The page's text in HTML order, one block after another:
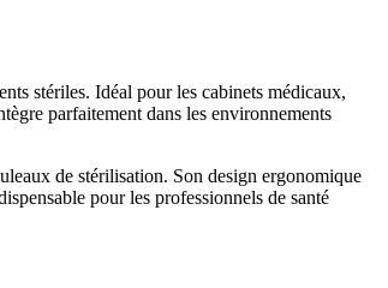
stériles. Idéal pour les cabinets médicaux,
parfaitement dans les environnements
de stérilisation. Son design ergonomique
pour les professionnels de santé